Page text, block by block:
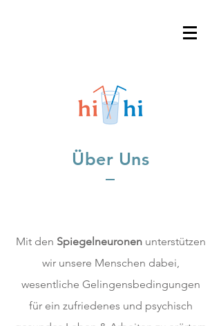
Über Uns
Mit den Spiegelneuronenunterstützen
wir unsere Menschen dabei,
wesentliche Gelingensbedingungen
für ein zufriedenes und psychisch